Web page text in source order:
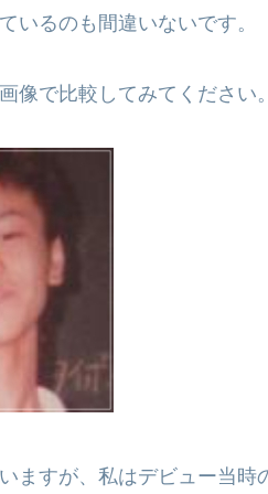
いるのも間違いないです。
像で比較してみてください。
ますが、私はデビュー当